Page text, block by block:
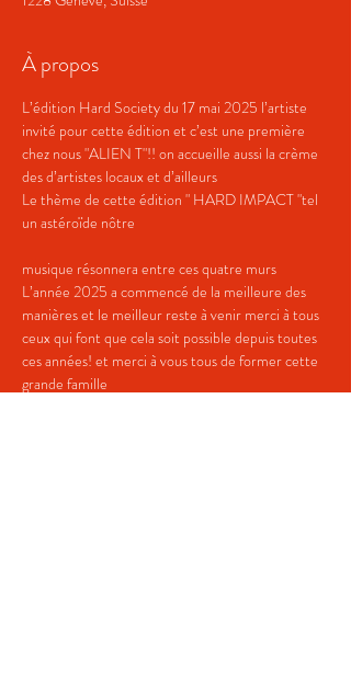
À propos
L’édition Hard Society du 17 mai 2025 l’artiste
invité pour cette édition et c’est une première
chez nous "ALIEN T"!! on accueille aussi la crème
des d’artistes locaux et d’ailleurs
Le thème de cette édition " HARD IMPACT "tel
un astéroïde nôtre
musique résonnera entre ces quatre murs
L’année 2025 a commencé de la meilleure des
manières et le meilleur reste à venir merci à tous
ceux qui font que cela soit possible depuis toutes
ces années! et merci à vous tous de former cette
grande famille